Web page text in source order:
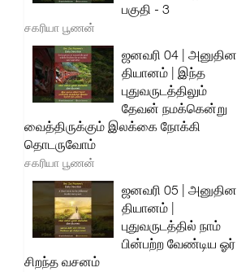
பகுதி - 3
சகரியா பூணன்
ஜனவரி 04 | அனுதின
தியானம் | இந்த
புதுவருடத்திலும்
தேவன் நமக்கென்று
வைத்திருக்கும் இலக்கை நோக்கி
தொடருவோம்
சகரியா பூணன்
ஜனவரி 05 | அனுதின
தியானம் |
புதுவருடத்தில் நாம்
பின்பற்ற வேண்டிய ஓர்
சிறந்த வசனம்